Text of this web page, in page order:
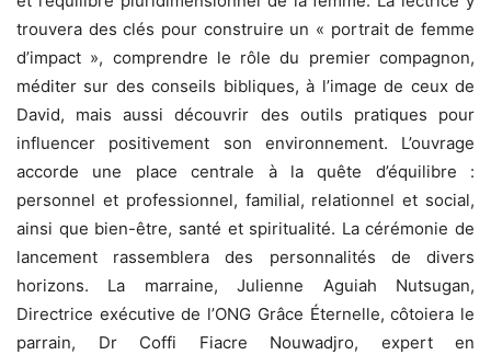
trouvera des clés pour construire un « portrait de femme
d’impact », comprendre le rôle du premier compagnon,
méditer sur des conseils bibliques, à l’image de ceux de
David, mais aussi découvrir des outils pratiques pour
influencer positivement son environnement. L’ouvrage
accorde une place centrale à la quête d’équilibre :
personnel et professionnel, familial, relationnel et social,
ainsi que bien-être, santé et spiritualité. La cérémonie de
lancement rassemblera des personnalités de divers
horizons. La marraine, Julienne Aguiah Nutsugan,
Directrice exécutive de l’ONG Grâce Éternelle, côtoiera le
parrain, Dr Coffi Fiacre Nouwadjro, expert en